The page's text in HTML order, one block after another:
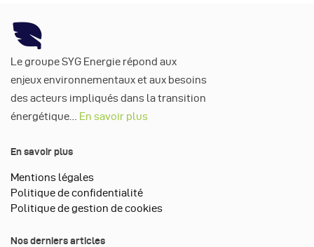
Le groupe SYG Energie répond aux
enjeux environnementaux et aux besoins
des acteurs impliqués dans la transition
énergétique…
En savoir plus
En savoir plus
Mentions légales
Politique de confidentialité
Politique de gestion de cookies
Nos derniers articles